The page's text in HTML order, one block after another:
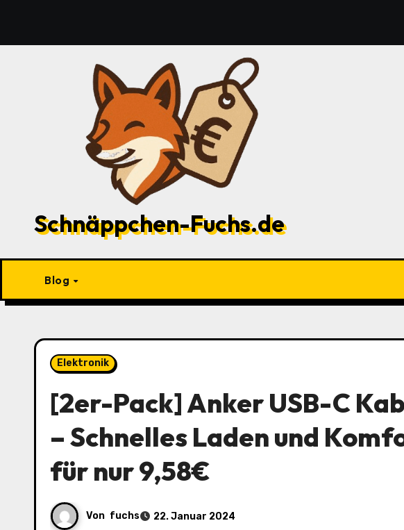
springen
Schnäppchen-Fuchs.de
Blog
Elektronik
[2er-Pack] Anker USB-C
– Schnelles Laden und
für nur 9,58€
Von fuchs
22. Januar 2024